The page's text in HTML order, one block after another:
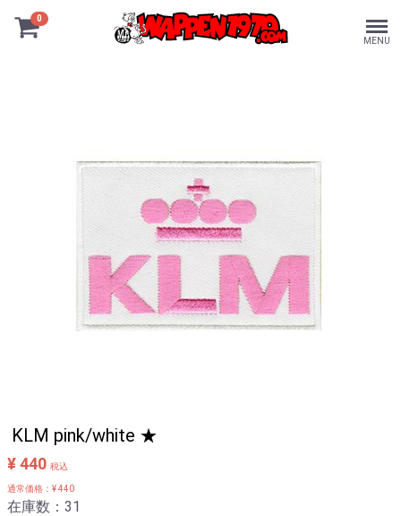
0
MENU
KLM pink/white ★
¥ 440 税込
通常価格：¥ 440
在庫数：31